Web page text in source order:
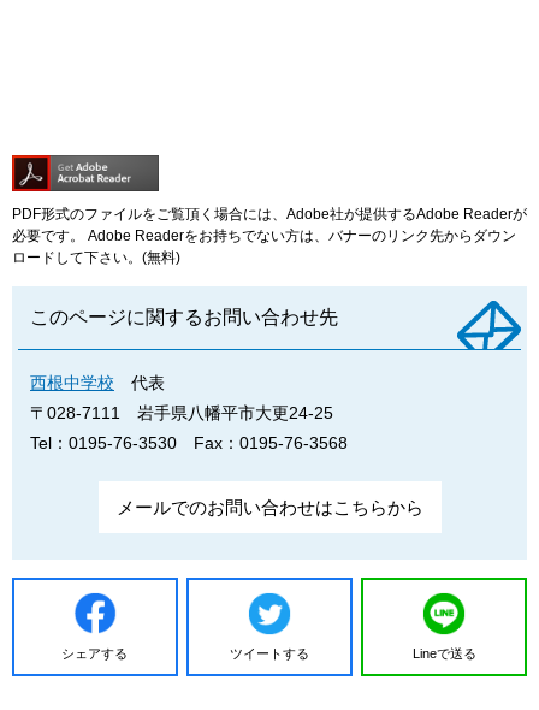
PDF形式のファイルをご覧頂く場合には、Adobe社が提供するAdobe Readerが
必要です。
Adobe Readerをお持ちでない方は、バナーのリンク先からダウン
ロードして下さい。(無料)
このページに関するお問い合わせ先
西根中学校
代表
〒028-7111
岩手県八幡平市大更24-25
Tel：0195-76-3530
Fax：0195-76-3568
メールでのお問い合わせはこちらから
シェアする ツイートする Lineで送る